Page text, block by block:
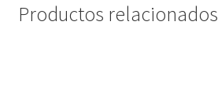
Productos relacionados